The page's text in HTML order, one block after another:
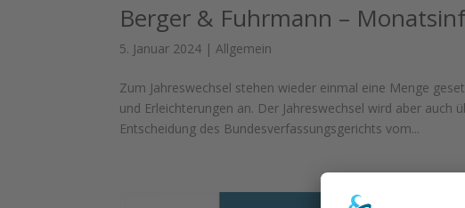
Berger & Fuhrmann –
5. Januar 2024 |Allgemein
Zum Jahreswechsel stehen wieder einmal eine Menge
und Erleichterungen an. Der Jahreswechsel wird aber
Entscheidung des Bundesverfassungsgerichts vom...